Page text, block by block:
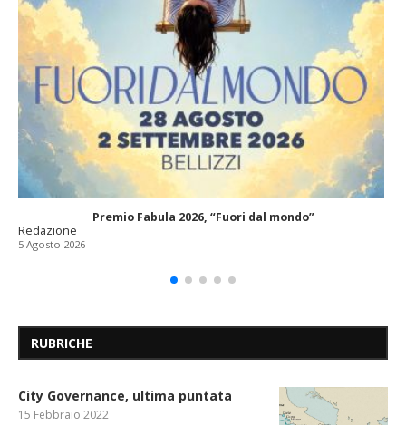
Premio Fabula 2026, “Fuori dal mondo”
Redazione
5 Agosto 2026
RUBRICHE
City Governance, ultima puntata
15 Febbraio 2022